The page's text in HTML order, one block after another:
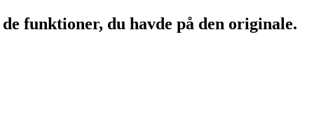
funktioner, du havde på den originale.